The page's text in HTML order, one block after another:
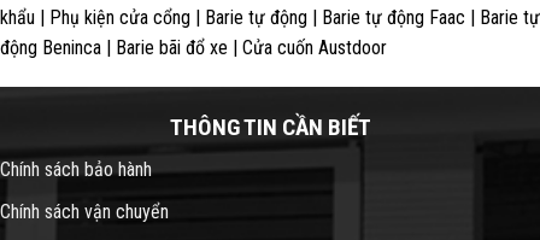
khẩu | Phụ kiện cửa cổng | Barie tự động | Barie tự động Faac | Barie tự
động Beninca | Barie bãi đổ xe | Cửa cuốn Austdoor
THÔNG TIN CẦN BIẾT
Chính sách bảo hành
Chính sách vận chuyển